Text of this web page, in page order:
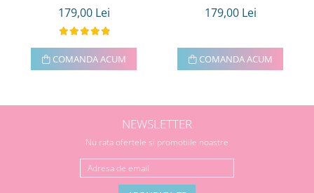
179,00 Lei
COMANDA ACUM
179,00 Lei
COMANDA ACUM
NEWSLETTER
Nu rata ofertele si promotiile noastre